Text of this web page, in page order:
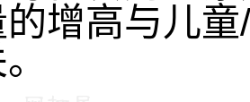
增高与儿